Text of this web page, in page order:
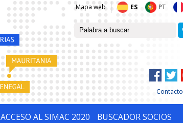
Mapa web ES PT
Contacto
ACCESO AL SIMAC 2020 BUSCADOR SOCIOS